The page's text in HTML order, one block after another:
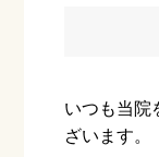
いつも当院
ざいます。